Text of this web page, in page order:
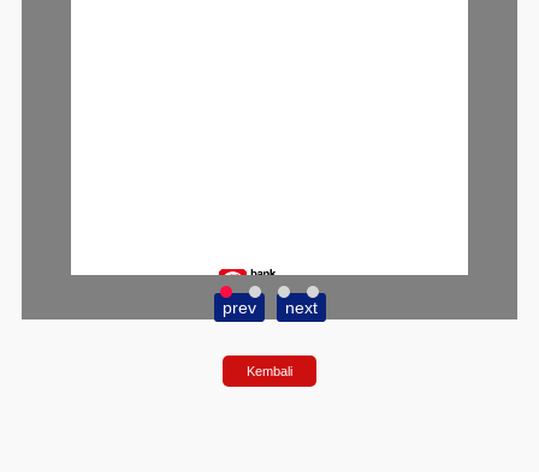
1. Buka aplikasi SimobiPlus
prev next
Kembali